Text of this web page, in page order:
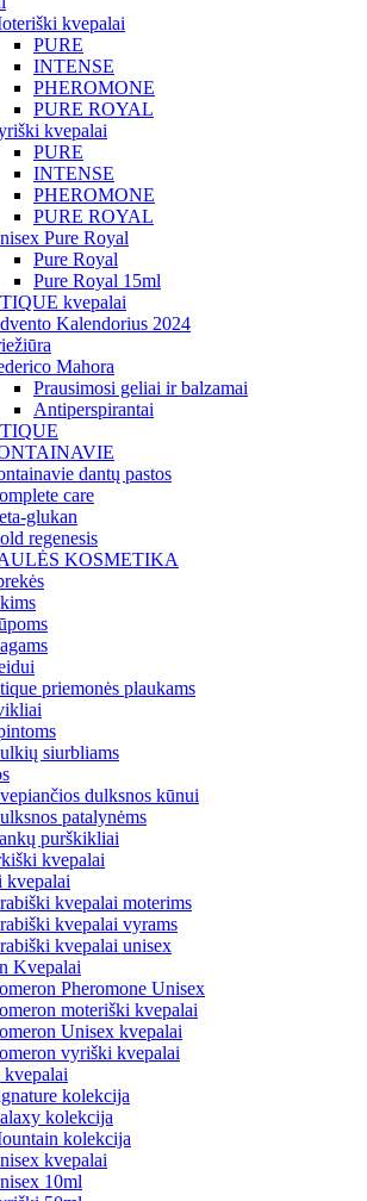
kvepalai
PURE
INTENSE
PHEROMONE
PURE ROYAL
kvepalai
PURE
INTENSE
PHEROMONE
PURE ROYAL
Pure Royal
Pure Royal
Pure Royal 15ml
kvepalai
Kalendorius 2024
Mahora
Prausimosi geliai ir balzamai
Antiperspirantai
dantų pastos
care
glukan
regenesis
KOSMETIKA
priemonės plaukams
siurbliams
dulksnos kūnui
patalynėms
purškikliai
kvepalai
kvepalai
kvepalai moterims
kvepalai vyrams
kvepalai unisex
Kvepalai
Pheromone Unisex
moteriški kvepalai
Unisex kvepalai
vyriški kvepalai
kvepalai
kolekcija
kolekcija
kolekcija
kvepalai
10ml